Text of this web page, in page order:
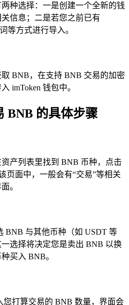
种选择：一是创建一个全新的钱
信息；二是若您之前已有
等方式进行导入。
BNB，在支持 BNB 交易的加密
imToken 钱包中。
BNB 的具体步骤
产列表里找到 BNB 币种，点击
页面中，一般会有“交易”等相关
。
BNB 与其他币种（如 USDT 等
选择将决定您是卖出 BNB 以换
买入 BNB。
您打算交易的 BNB 数量，界面会